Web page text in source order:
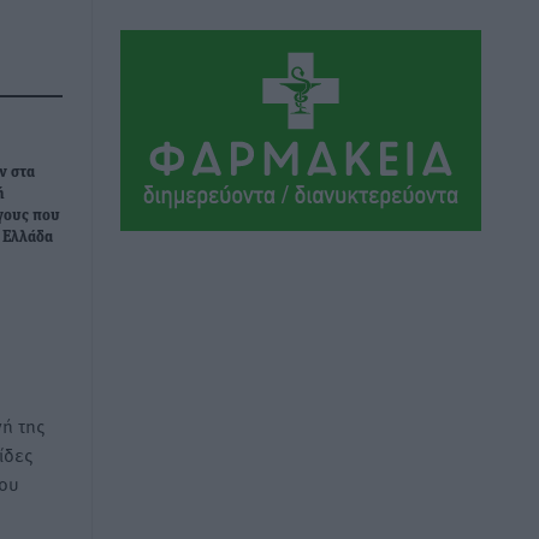
στα
που
Ελλάδα
της
Συνελήφθη 37χρονη στη Ρόδο γιατί
είχε αφήσει τα τρία ανήλικα παιδιά της
χωρίς επιτήρηση
Τοπικές Ειδήσεις πριν 17 ώρες
Σταυρός Καλυθιών: Απέκτησε την